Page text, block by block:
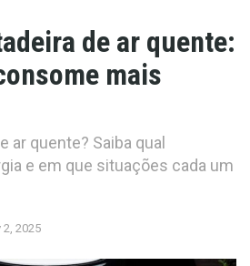
de ar quente:
mais
ar quente? Saiba qual
e em que situações cada um
2, 2025